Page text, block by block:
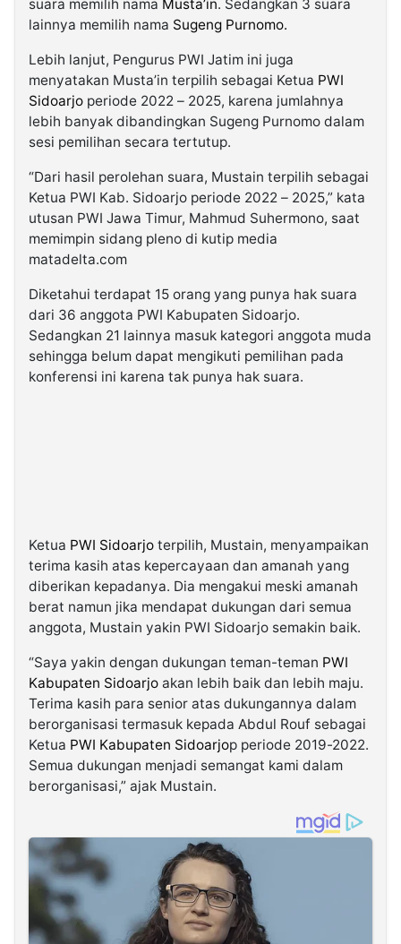
suara memilih nama Musta’in. Sedangkan 3 suara
lainnya memilih nama Sugeng Purnomo.
Lebih lanjut, Pengurus PWI Jatim ini juga
menyatakan Musta’in terpilih sebagai Ketua PWI
Sidoarjo periode 2022 – 2025, karena jumlahnya
lebih banyak dibandingkan Sugeng Purnomo dalam
sesi pemilihan secara tertutup.
“Dari hasil perolehan suara, Mustain terpilih sebagai
Ketua PWI Kab. Sidoarjo periode 2022 – 2025,” kata
utusan PWI Jawa Timur, Mahmud Suhermono, saat
memimpin sidang pleno di kutip media
matadelta.com
Diketahui terdapat 15 orang yang punya hak suara
dari 36 anggota PWI Kabupaten Sidoarjo.
Sedangkan 21 lainnya masuk kategori anggota muda
sehingga belum dapat mengikuti pemilihan pada
konferensi ini karena tak punya hak suara.
Ketua PWI Sidoarjo terpilih, Mustain, menyampaikan
terima kasih atas kepercayaan dan amanah yang
diberikan kepadanya. Dia mengakui meski amanah
berat namun jika mendapat dukungan dari semua
anggota, Mustain yakin PWI Sidoarjo semakin baik.
“Saya yakin dengan dukungan teman-teman PWI
Kabupaten Sidoarjo akan lebih baik dan lebih maju.
Terima kasih para senior atas dukungannya dalam
berorganisasi termasuk kepada Abdul Rouf sebagai
Ketua PWI Kabupaten Sidoarjop periode 2019-2022.
Semua dukungan menjadi semangat kami dalam
berorganisasi,” ajak Mustain.